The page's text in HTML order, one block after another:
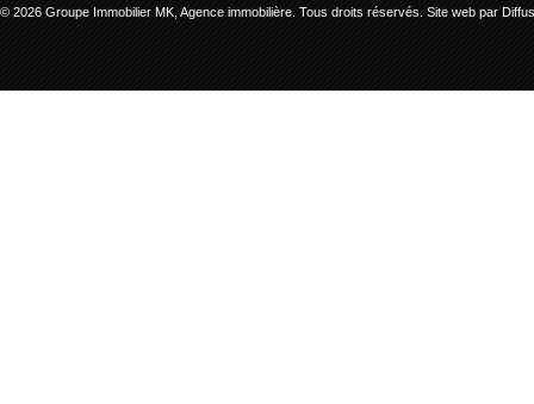
© 2026 Groupe Immobilier MK, Agence immobilière. Tous droits réservés. Site web par